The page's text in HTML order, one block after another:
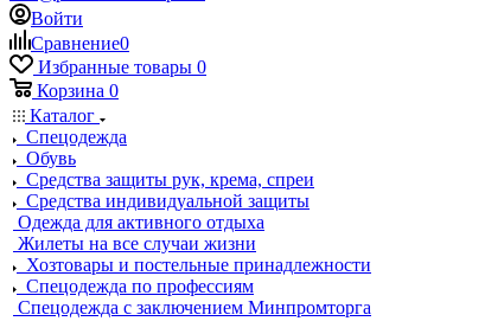
Войти
Сравнение0
Избранные товары 0
Корзина 0
Каталог
Спецодежда
Обувь
Средства защиты рук, крема, спреи
Средства индивидуальной защиты
Одежда для активного отдыха
Жилеты на все случаи жизни
Хозтовары и постельные принадлежности
Спецодежда по профессиям
Спецодежда с заключением Минпромторга